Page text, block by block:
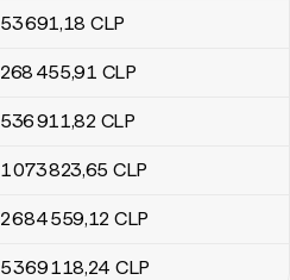
53 691,18 CLP
268 455,91 CLP
536 911,82 CLP
1 073 823,65 CLP
2 684 559,12 CLP
5 369 118,24 CLP